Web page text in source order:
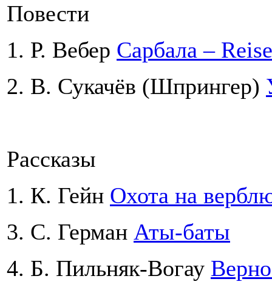
Повести
1. Р. Вебер Сарбала –
2. В. Сукачёв (Шпрингер)
Рассказы
1. К. Гейн Охота на
3. С. Герман Аты-баты
4. Б. Пильняк-Вогау